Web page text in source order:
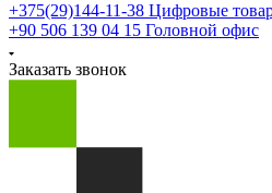
+375(29)144-11-38 Цифровые
+90 506 139 04 15 Головной офис
Заказать звонок